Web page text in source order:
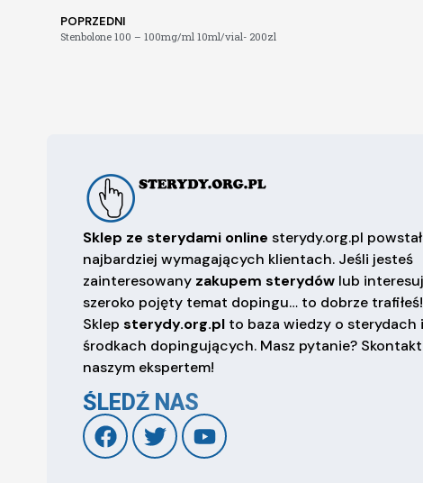
POPRZEDNI
Stenbolone 100 – 100mg/ml 10ml/vial- 200zl
Sklep ze sterydami online sterydy.org.pl
najbardziej wymagających klientach. Jeśli jesteś
zainteresowany zakupem sterydów lub
szeroko pojęty temat dopingu… to dobrze trafiłeś!
Sklep sterydy.org.pl to baza wiedzy o sterydach
środkach dopingujących. Masz pytanie?
naszym ekspertem!
ŚLEDŹ NAS